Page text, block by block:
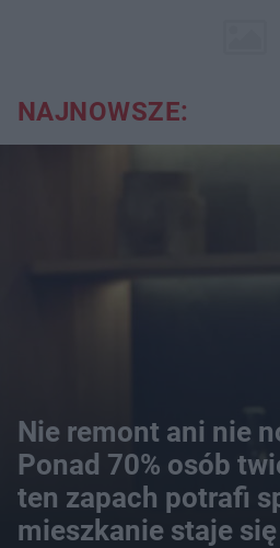
NAJNOWSZE:
Nie remont ani nie
Ponad 70% osób
ten zapach potrafi
mieszkanie staje